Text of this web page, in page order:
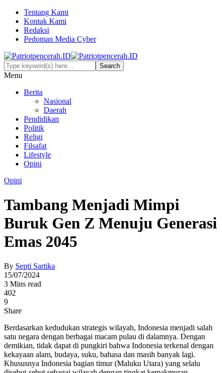
Tentang Kami
Kontak Kami
Redaksi
Pedoman Media Cyber
Menu
Berita
Nasional
Daerah
Pendidikan
Politik
Religi
Filsafat
Lifestyle
Opini
Opini
Tambang Menjadi Mimpi
Buruk Gen Z Menuju Generasi
Emas 2045
By Septi Sartika
15/07/2024
3 Mins read
402
9
Share
Berdasarkan kedudukan strategis wilayah, Indonesia menjadi salah
satu negara dengan berbagai macam pulau di dalamnya. Dengan
demikian, tidak dapat di pungkiri bahwa Indonesia terkenal dengan
kekayaan alam, budaya, suku, bahasa dan masih banyak lagi.
Khususnya Indonesia bagian timur (Maluku Utara) yang selalu